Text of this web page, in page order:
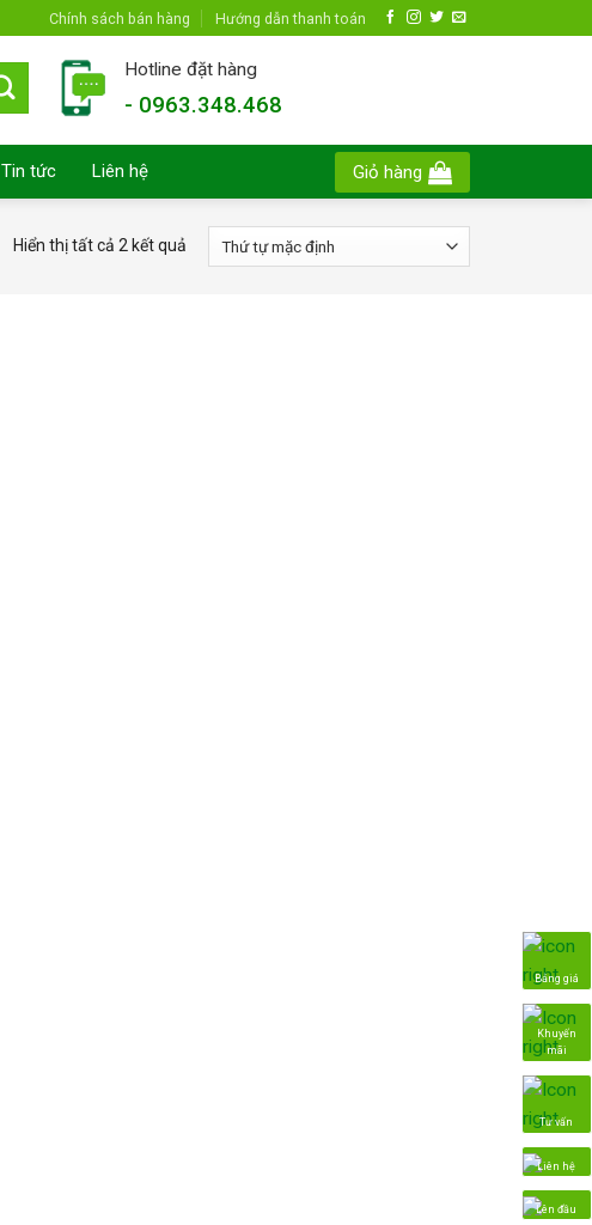
Chính sách bán hàng Hướng dẫn thanh toán
Hotline đặt hàng
- 0963.348.468
Tin tức Liên hệ Giỏ hàng
Hiển thị tất cả 2 kết quả
Bảng giá
Khuyến
mãi
Tư vấn
Liên hệ
Lên đầu